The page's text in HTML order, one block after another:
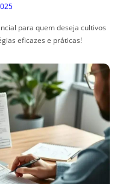
para quem deseja cultivos
eficazes e práticas!